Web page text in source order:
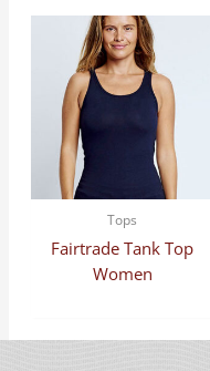
Tops
Fairtrade Tank Top
Women